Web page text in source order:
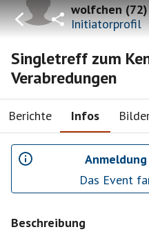
wolfchen(72)
Initiatorprofil
Singletreff zum
Verabredungen
Berichte Infos
Das Event
Beschreibung